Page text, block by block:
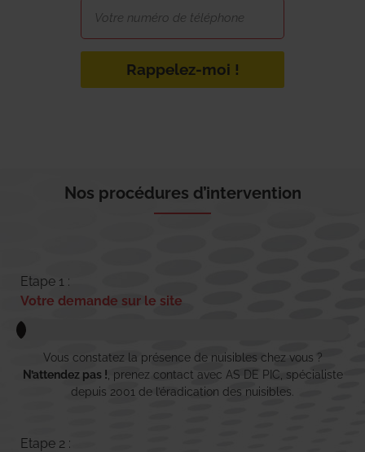
Rappelez-moi !
Nos procédures d’intervention
Etape 1 :
Votre demande sur le site
Vous constatez la présence de nuisibles chez vous ?
N’attendez pas ! , prenez contact avec AS DE PIC, spécialiste
depuis 2001 de l’éradication des nuisibles.
Etape 2 :